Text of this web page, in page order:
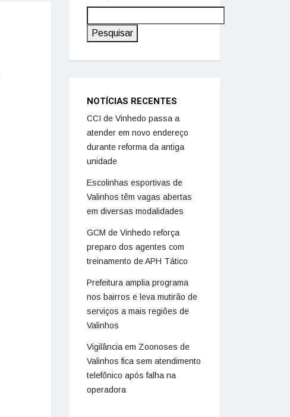
Pesquisar
NOTÍCIAS RECENTES
CCI de Vinhedo passa a
atender em novo endereço
durante reforma da antiga
unidade
Escolinhas esportivas de
Valinhos têm vagas abertas
em diversas modalidades
GCM de Vinhedo reforça
preparo dos agentes com
treinamento de APH Tático
Prefeitura amplia programa
nos bairros e leva mutirão de
serviços a mais regiões de
Valinhos
Vigilância em Zoonoses de
Valinhos fica sem atendimento
telefônico após falha na
operadora